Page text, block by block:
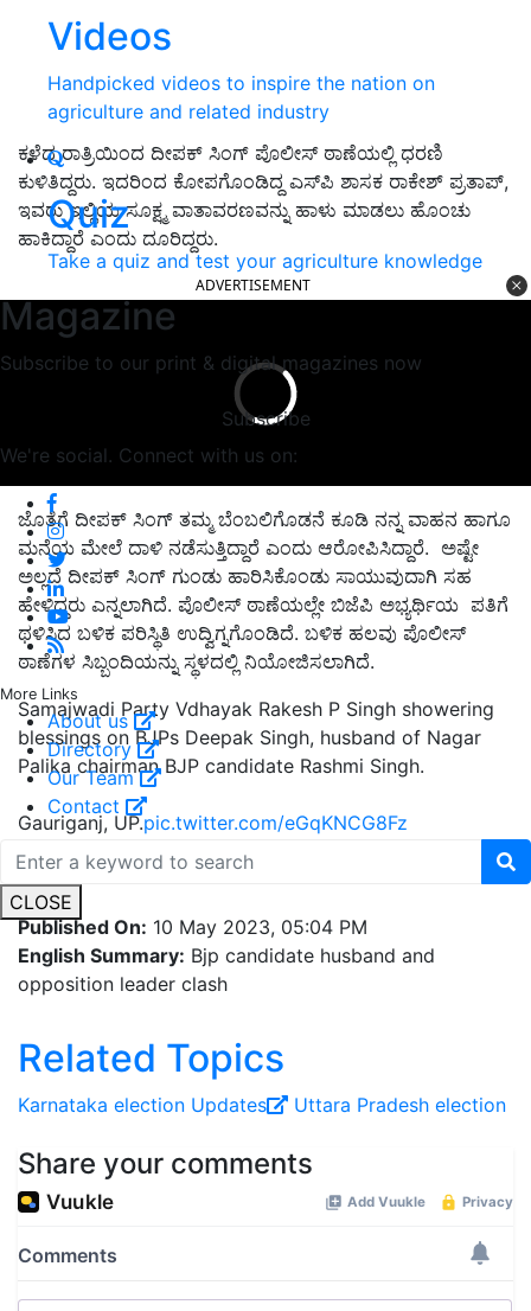
Videos
Handpicked videos to inspire the nation on
agriculture and related industry
Quiz
Take a quiz and test your agriculture knowledge
Magazine
Subscribe to our print & digital magazines now
Subscribe
We're social. Connect with us on:
More Links
About us
Directory
Our Team
Contact
CLOSE
ಕಳೆದ ರಾತ್ರಿಯಿಂದ ದೀಪಕ್‌ ಸಿಂಗ್‌ ಪೊಲೀಸ್‌ ಠಾಣೆಯಲ್ಲಿ ಧರಣಿ
ಕುಳಿತಿದ್ದರು. ಇದರಿಂದ ಕೋಪಗೊಂಡಿದ್ದ ಎಸ್‌ಪಿ ಶಾಸಕ ರಾಕೇಶ್ ಪ್ರತಾಪ್,
ಇವರು ಇಲ್ಲಿಯ ಸೂಕ್ಷ್ಮ ವಾತಾವರಣವನ್ನು ಹಾಳು ಮಾಡಲು ಹೊಂಚು
ಹಾಕಿದ್ದಾರೆ ಎಂದು ದೂರಿದ್ದರು.
ADVERTISEMENT
ಜೊತೆಗೆ ದೀಪಕ್‌ ಸಿಂಗ್‌ ತಮ್ಮ ಬೆಂಬಲಿಗೊಡನೆ ಕೂಡಿ ನನ್ನ ವಾಹನ ಹಾಗೂ
ಮನೆಯ ಮೇಲೆ ದಾಳಿ ನಡೆಸುತ್ತಿದ್ದಾರೆ ಎಂದು ಆರೋಪಿಸಿದ್ದಾರೆ. ಅಷ್ಟೇ
ಅಲ್ಲದೆ ದೀಪಕ್‌ ಸಿಂಗ್‌ ಗುಂಡು ಹಾರಿಸಿಕೊಂಡು ಸಾಯುವುದಾಗಿ ಸಹ
ಹೇಳಿದ್ದರು ಎನ್ನಲಾಗಿದೆ. ಪೊಲೀಸ್ ಠಾಣೆಯಲ್ಲೇ ಬಿಜೆಪಿ ಅಭ್ಯರ್ಥಿಯ ಪತಿಗೆ
ಥಳಿಸಿದ ಬಳಿಕ ಪರಿಸ್ಥಿತಿ ಉದ್ವಿಗ್ನಗೊಂಡಿದೆ. ಬಳಿಕ ಹಲವು ಪೊಲೀಸ್
ಠಾಣೆಗಳ ಸಿಬ್ಬಂದಿಯನ್ನು ಸ್ಥಳದಲ್ಲಿ ನಿಯೋಜಿಸಲಾಗಿದೆ.
Samajwadi Party Vdhayak Rakesh P Singh showering
blessings on BJPs Deepak Singh, husband of Nagar
Palika chairman BJP candidate Rashmi Singh.
Gauriganj, UP.pic.twitter.com/eGqKNCG8Fz
— Брат (@B5001001101) May 10, 2023
Published On: 10 May 2023, 05:04 PM
English Summary: Bjp candidate husband and
opposition leader clash
Related Topics
Karnataka election Updates Uttara Pradesh election
Share your comments